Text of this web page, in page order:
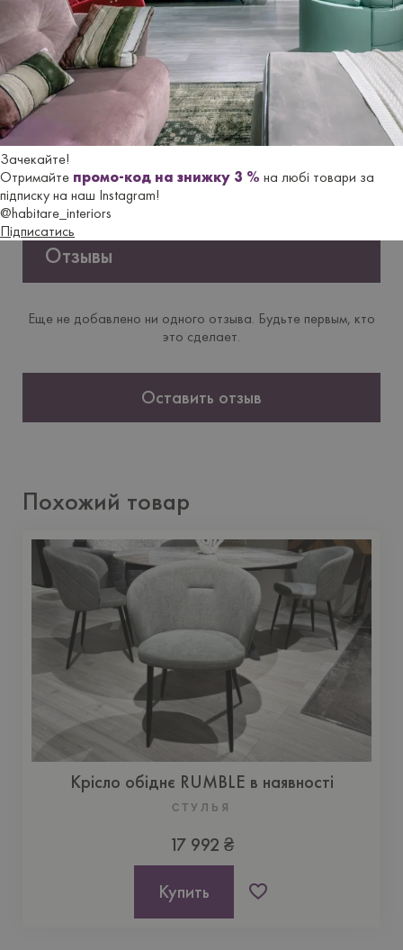
Зачекайте!
Отримайте промо-код на знижку 3 % на любі товари за
підписку на наш Instagram!
@habitare_interiors
Підписатись
Форма Прямокутний, Круглий
Стiльниця Керамограніт
Нiжки/
основа
Металеві
Отзывы
Еще не добавлено ни одного отзыва. Будьте первым, кто
это сделает.
Оставить отзыв
Похожий товар
Крісло обіднє RUMBLE в наявності
CТУЛЬЯ
17 992 ₴
Купить